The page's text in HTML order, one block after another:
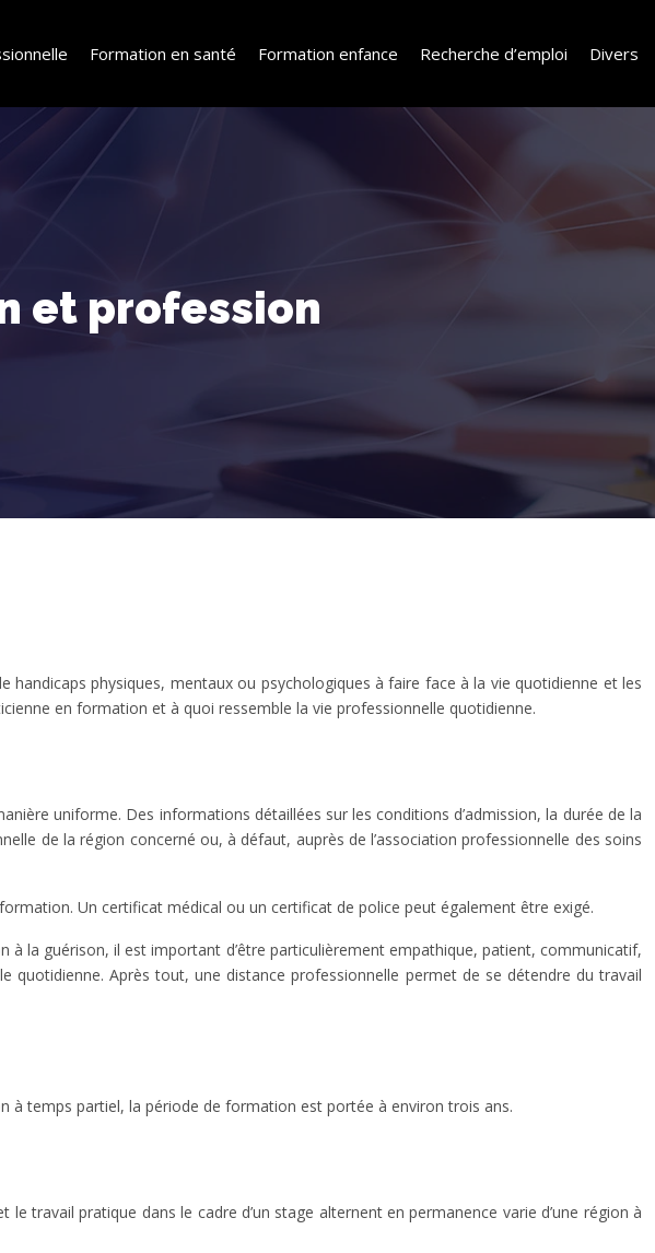
Formation en santé Formation enfance Recherche d’emploi Divers
et profession
physiques, mentaux ou psychologiques à faire face à la vie quotidienne et les
en formation et à quoi ressemble la vie professionnelle quotidienne.
uniforme. Des informations détaillées sur les conditions d’admission, la durée de la
de la région concerné ou, à défaut, auprès de l’association professionnelle des soins
Un certificat médical ou un certificat de police peut également être exigé.
à la guérison, il est important d’être particulièrement empathique, patient, communicatif,
quotidienne. Après tout, une distance professionnelle permet de se détendre du travail
à temps partiel, la période de formation est portée à environ trois ans.
travail pratique dans le cadre d’un stage alternent en permanence varie d’une région à